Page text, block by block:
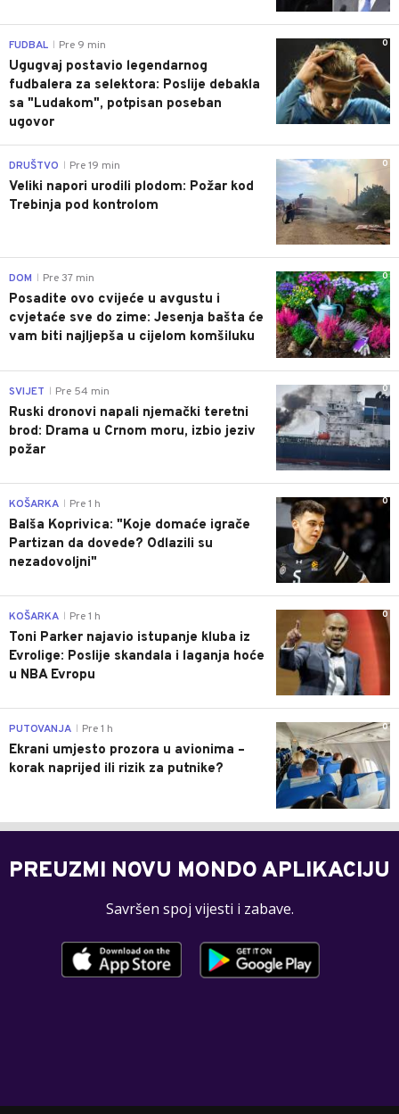
0
FUDBAL Pre 9 min
Ugugvaj postavio legendarnog
fudbalera za selektora: Poslije debakla
sa "Ludakom", potpisan poseban
ugovor
0
DRUŠTVO Pre 19 min
Veliki napori urodili plodom: Požar kod
Trebinja pod kontrolom
0
DOM Pre 37 min
Posadite ovo cvijeće u avgustu i
cvjetaće sve do zime: Jesenja bašta će
vam biti najljepša u cijelom komšiluku
0
SVIJET Pre 54 min
Ruski dronovi napali njemački teretni
brod: Drama u Crnom moru, izbio jeziv
požar
0
KOŠARKA Pre 1 h
Balša Koprivica: "Koje domaće igrače
Partizan da dovede? Odlazili su
nezadovoljni"
0
KOŠARKA Pre 1 h
Toni Parker najavio istupanje kluba iz
Evrolige: Poslije skandala i laganja hoće
u NBA Evropu
0
PUTOVANJA Pre 1 h
Ekrani umjesto prozora u avionima –
korak naprijed ili rizik za putnike?
PREUZMI NOVU MONDO APLIKACIJU
Savršen spoj vijesti i zabave.